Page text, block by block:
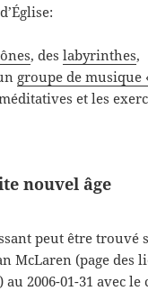
, deslabyrinthes,
groupe de musique
et les
nouvel âge
peut être trouvé
McLaren (page des
au 2006-01-31 avec